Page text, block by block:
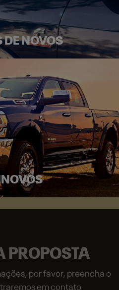
DE NOVOS
PROPOSTA
por favor, preencha o
em contato